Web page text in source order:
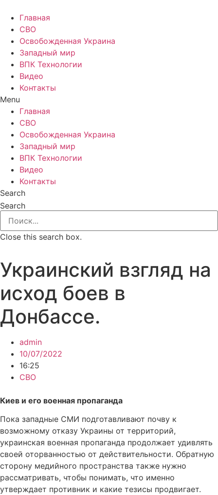
Главная
СВО
Освобожденная Украина
Западный мир
ВПК Технологии
Видео
Контакты
Menu
Главная
СВО
Освобожденная Украина
Западный мир
ВПК Технологии
Видео
Контакты
Search
Search
Close this search box.
Украинский взгляд на
исход боев в
Донбассе.
admin
10/07/2022
16:25
СВО
Киев и его военная пропаганда
Пока западные СМИ подготавливают почву к
возможному отказу Украины от территорий,
украинская военная пропаганда продолжает удивлять
своей оторванностью от действительности. Обратную
сторону медийного пространства также нужно
рассматривать, чтобы понимать, что именно
утверждает противник и какие тезисы продвигает.